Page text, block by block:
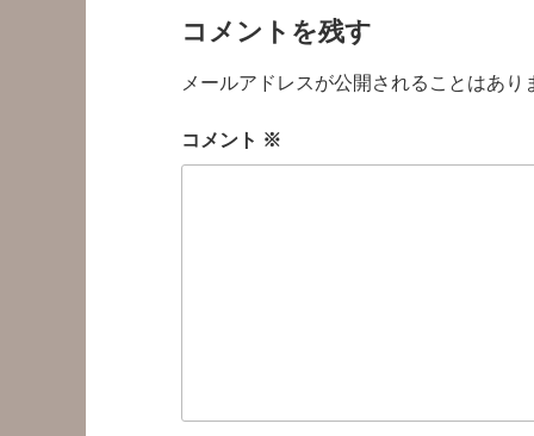
コメントを残す
メールアドレスが公開されることはあり
コメント ※